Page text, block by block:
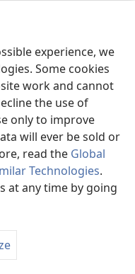
experience, we
Some cookies
work and cannot
the use of
only to improve
will ever be sold or
read the Global
Technologies.
at any time by going
pàgina que busques
thể hiển thị.